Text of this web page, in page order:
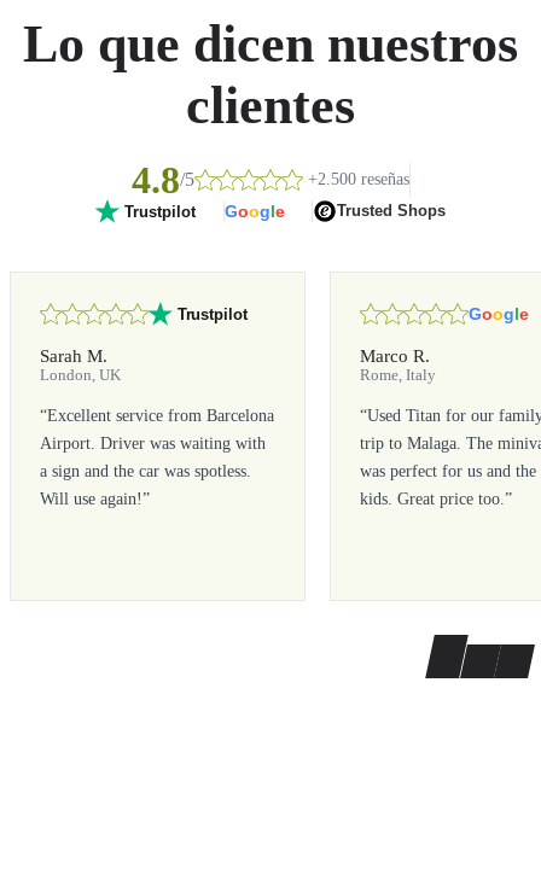
Lo que dicen nuestros
clientes
4.8/5 +2.500 reseñas
Trustpilot Google Trusted Shops
Trustpilot
Sarah M.
London, UK
“Excellent service from Barcelona
Airport. Driver was waiting with
a sign and the car was spotless.
Will use again!”
Google
Marco R.
Rome, Italy
“Used Titan for our
trip to Malaga. The
was perfect for us and the
kids. Great price too.”